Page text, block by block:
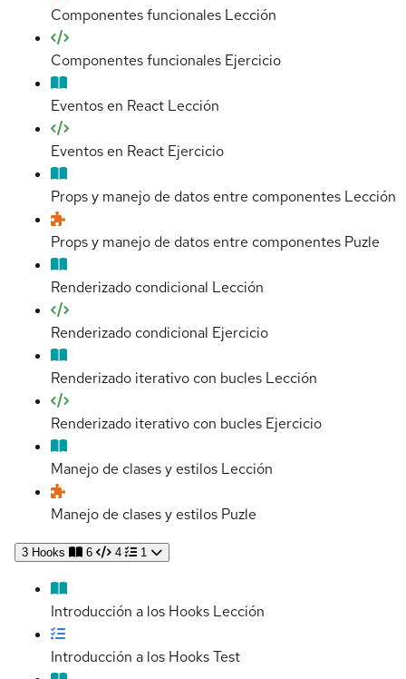
Componentes funcionales Lección
Componentes funcionales Ejercicio
Eventos en React Lección
Eventos en React Ejercicio
Props y manejo de datos entre componentes Lección
Props y manejo de datos entre componentes Puzle
Renderizado condicional Lección
Renderizado condicional Ejercicio
Renderizado iterativo con bucles Lección
Renderizado iterativo con bucles Ejercicio
Manejo de clases y estilos Lección
Manejo de clases y estilos Puzle
3 Hooks 6 4 1
Introducción a los Hooks Lección
Introducción a los HooksTest